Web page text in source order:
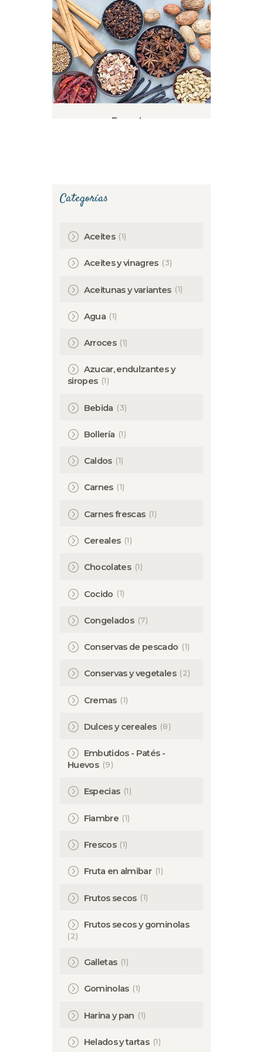
Especias
Categorías
Aceites (1)
Aceites y vinagres (3)
Aceitunas y variantes (1)
Agua (1)
Arroces (1)
Azucar, endulzantes y
siropes (1)
Bebida (3)
Bollería (1)
Caldos (1)
Carnes (1)
Carnes frescas (1)
Cereales (1)
Chocolates (1)
Cocido (1)
Congelados (7)
Conservas de pescado (1)
Conservas y vegetales (2)
Cremas (1)
Dulces y cereales (8)
Embutidos - Patés -
Huevos (9)
Especias (1)
Fiambre (1)
Frescos (1)
Fruta en almibar (1)
Frutos secos (1)
Frutos secos y gominolas
(2)
Galletas (1)
Gominolas (1)
Harina y pan (1)
Helados y tartas (1)